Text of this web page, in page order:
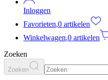
Inloggen
Favorieten,0 artikelen
Winkelwagen,0 artikelen
Zoeken
Zoeken